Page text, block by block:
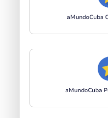
aMundoCuba
aMundoCuba